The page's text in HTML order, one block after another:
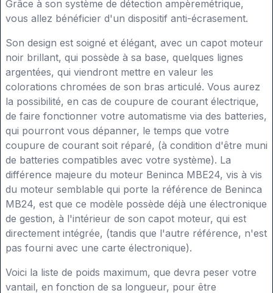
Grâce à son système de détection ampèremétrique,
vous allez bénéficier d'un dispositif anti-écrasement.
Son design est soigné et élégant, avec un capot moteur
noir brillant, qui possède à sa base, quelques lignes
argentées, qui viendront mettre en valeur les
colorations chromées de son bras articulé. Vous aurez
la possibilité, en cas de coupure de courant électrique,
de faire fonctionner votre automatisme via des batteries,
qui pourront vous dépanner, le temps que votre
coupure de courant soit réparé, (à condition d'être muni
de batteries compatibles avec votre système). La
différence majeure du moteur Beninca MBE24, vis à vis
du moteur semblable qui porte la référence de Beninca
MB24, est que ce modèle possède déjà une électronique
de gestion, à l'intérieur de son capot moteur, qui est
directement intégrée, (tandis que l'autre référence, n'est
pas fourni avec une carte électronique).
Voici la liste de poids maximum, que devra peser votre
vantail, en fonction de sa longueur, pour être